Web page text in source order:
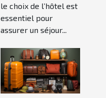
le choix de l’hôtel est
essentiel pour
assurer un séjour...